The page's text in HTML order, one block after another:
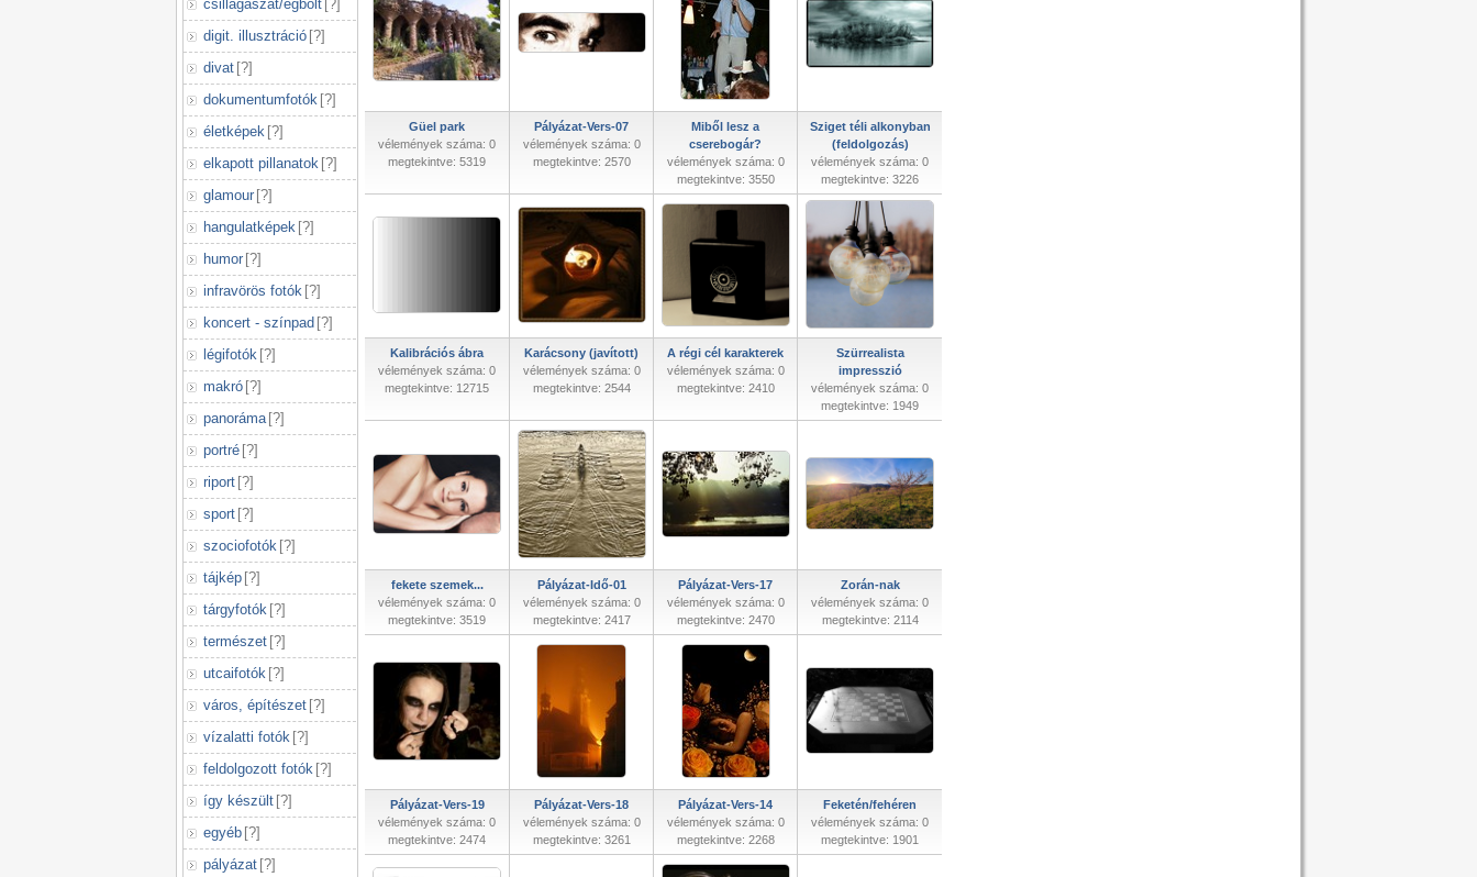
csillagászat/égbolt [?]
digit. illusztráció [?]
divat [?]
dokumentumfotók [?]
életképek [?]
elkapott pillanatok [?]
glamour [?]
hangulatképek [?]
humor [?]
infravörös fotók [?]
koncert - színpad [?]
légifotók [?]
makró [?]
panoráma [?]
portré [?]
riport [?]
sport [?]
szociofotók [?]
tájkép [?]
tárgyfotók [?]
természet [?]
utcaifotók [?]
város, építészet [?]
vízalatti fotók [?]
feldolgozott fotók [?]
így készült [?]
egyéb [?]
pályázat [?]
Güel park
vélemények száma: 0
megtekintve: 5319
Pályázat-Vers-07
vélemények száma: 0
megtekintve: 2570
Miből lesz a
cserebogár?
vélemények száma: 0
megtekintve: 3550
Sziget téli alkonyban
(feldolgozás)
vélemények száma: 0
megtekintve: 3226
Kalibrációs ábra
vélemények száma: 0
megtekintve: 12715
Karácsony (javított)
vélemények száma: 0
megtekintve: 2544
A régi cél karakterek
vélemények száma: 0
megtekintve: 2410
Szürrealista
impresszió
vélemények száma: 0
megtekintve: 1949
fekete szemek...
vélemények száma: 0
megtekintve: 3519
Pályázat-Idő-01
vélemények száma: 0
megtekintve: 2417
Pályázat-Vers-17
vélemények száma: 0
megtekintve: 2470
Zorán-nak
vélemények száma: 0
megtekintve: 2114
Pályázat-Vers-19
vélemények száma: 0
megtekintve: 2474
Pályázat-Vers-18
vélemények száma: 0
megtekintve: 3261
Pályázat-Vers-14
vélemények száma: 0
megtekintve: 2268
Feketén/fehéren
vélemények száma: 0
megtekintve: 1901